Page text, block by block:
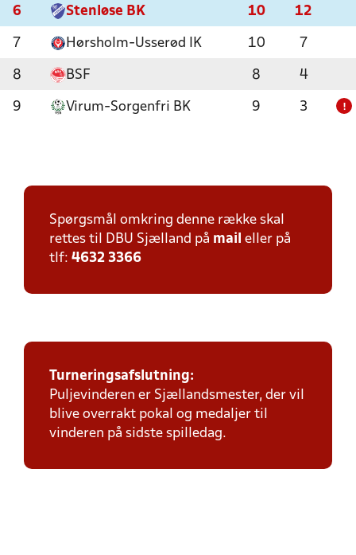
6 Stenløse BK 10 12
7 Hørsholm-Usserød IK 10 7
8 BSF 8 4
9 Virum-Sorgenfri BK 9 3 !
Spørgsmål omkring denne række skal
rettes til DBU Sjælland på mail eller på
tlf: 4632 3366
Turneringsafslutning:
Puljevinderen er Sjællandsmester, der vil
blive overrakt pokal og medaljer til
vinderen på sidste spilledag.